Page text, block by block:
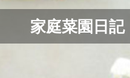
家庭菜園日記